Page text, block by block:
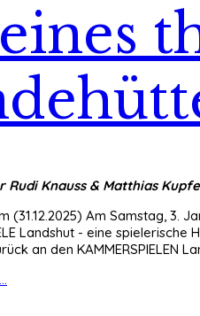
Rudi Knauss & Matthias
(31.12.2025) Am Samstag, 3.
Landshut - eine
an den KAMMERSPIELEN